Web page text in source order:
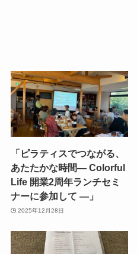
「ピラティスでつながる、
あたたかな時間― Colorful
Life 開業2周年ランチセミ
ナーに参加して ―」
2025年12月28日